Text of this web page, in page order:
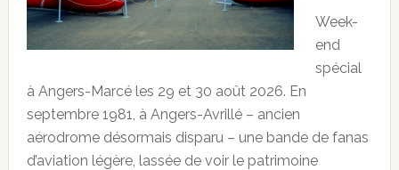
Week-
end
spécial
à Angers-Marcé les 29 et 30 août 2026. En
septembre 1981, à Angers-Avrillé – ancien
aérodrome désormais disparu – une bande de fanas
d’aviation légère, lassée de voir le patrimoine